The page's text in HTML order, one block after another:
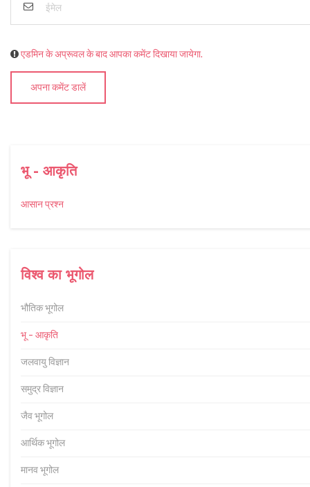
भू - आकृति
आसान प्रश्न
विश्व का भूगोल
भौतिक भूगोल
भू - आकृति
जलवायु विज्ञान
समुद्र विज्ञान
जैव भूगोल
आर्थिक भूगोल
मानव भूगोल
एडमिन के अप्रूवल के बाद आपका कमेंट दिखाया जायेगा.
अपना कमेंट डालें